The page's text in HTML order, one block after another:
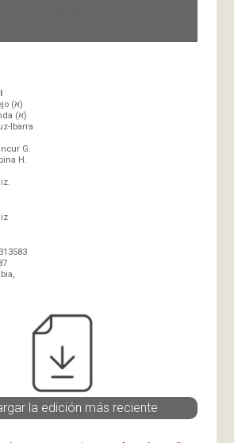
Luciano Mora-Osejo (א)
Valentina Marulanda (א)
Ibarra
G.
H.
la edición más reciente